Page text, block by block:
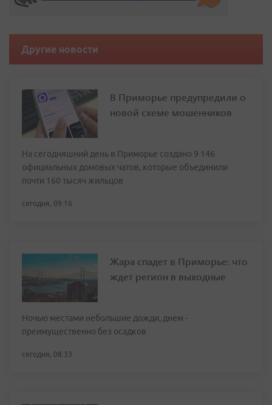
Другие новости
В Приморье предупредили о
новой схеме мошенников
На сегодняшний день в Приморье создано 9 146
официальных домовых чатов, которые объединили
почти 160 тысяч жильцов
сегодня, 09:16
Жара спадет в Приморье: что
ждет регион в выходные
Ночью местами небольшие дожди, днем -
преимущественно без осадков
сегодня, 08:33